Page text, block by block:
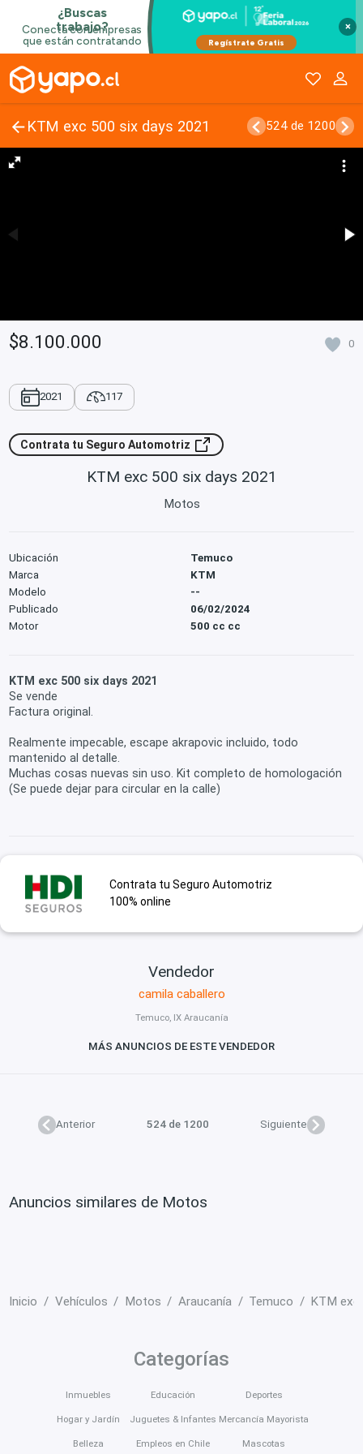
×
KTM exc 500 six days 2021 524 de 1200
$8.100.000 0
2021 117
Contrata tu Seguro Automotriz
KTM exc 500 six days 2021
Motos
Ubicación
Temuco
Marca
KTM
Modelo
--
Publicado
06/02/2024
Motor
500 cc cc
KTM exc 500 six days 2021
Se vende
Factura original.
Realmente impecable, escape akrapovic incluido, todo
mantenido al detalle.
Muchas cosas nuevas sin uso. Kit completo de homologación
(Se puede dejar para circular en la calle)
Contrata tu Seguro Automotriz
100% online
Vendedor
camila caballero
Temuco, IX Araucanía
MÁS ANUNCIOS DE ESTE VENDEDOR
Anterior 524 de 1200 Siguiente
Anuncios similares de Motos
Inicio Vehículos Motos Araucanía Temuco KTM
Categorías
Inmuebles
Hogar y Jardín
Belleza
Educación
Juguetes & Infantes
Empleos en Chile
Deportes
Mercancía Mayorista
Mascotas